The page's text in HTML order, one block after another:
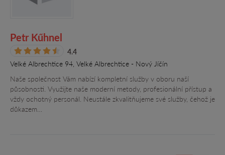
Petr Kűhnel
4.4
Velké Albrechtice 94, Velké Albrechtice - Nový Jíčín
Naše společnost Vám nabízí kompletní služby v oboru naší
působnosti. Využijte naše moderní metody, profesionální přístup a
vždy ochotný personál. Neustále zkvalitňujeme své služby, čehož je
důkazem…